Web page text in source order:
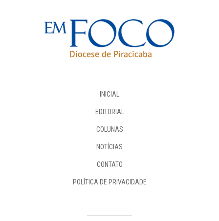
INICIAL
EDITORIAL
COLUNAS
NOTÍCIAS
CONTATO
POLÍTICA DE PRIVACIDADE